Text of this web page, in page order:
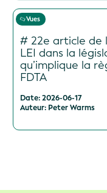
Vues
# 22e article de
LEI dans la
qu’implique la
FDTA
Date: 2026-06-17
Auteur: Peter Warms